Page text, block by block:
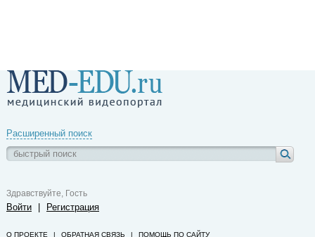
Расширенный поиск
Здравствуйте, Гость
Войти | Регистрация
О ПРОЕКТЕ | ОБРАТНАЯ СВЯЗЬ | ПОМОЩЬ ПО САЙТУ